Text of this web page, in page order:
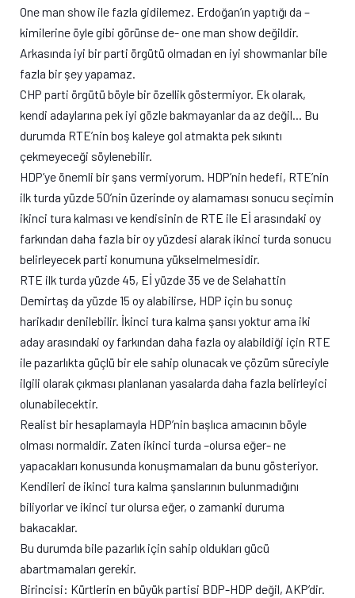
One man show ile fazla gidilemez. Erdoğan’ın yaptığı da –
kimilerine öyle gibi görünse de- one man show değildir.
Arkasında iyi bir parti örgütü olmadan en iyi showmanlar bile
fazla bir şey yapamaz.
CHP parti örgütü böyle bir özellik göstermiyor. Ek olarak,
kendi adaylarına pek iyi gözle bakmayanlar da az değil… Bu
durumda RTE’nin boş kaleye gol atmakta pek sıkıntı
çekmeyeceği söylenebilir.
HDP’ye önemli bir şans vermiyorum. HDP’nin hedefi, RTE’nin
ilk turda yüzde 50’nin üzerinde oy alamaması sonucu seçimin
ikinci tura kalması ve kendisinin de RTE ile Eİ arasındaki oy
farkından daha fazla bir oy yüzdesi alarak ikinci turda sonucu
belirleyecek parti konumuna yükselmelmesidir.
RTE ilk turda yüzde 45, Eİ yüzde 35 ve de Selahattin
Demirtaş da yüzde 15 oy alabilirse, HDP için bu sonuç
harikadır denilebilir. İkinci tura kalma şansı yoktur ama iki
aday arasındaki oy farkından daha fazla oy alabildiği için RTE
ile pazarlıkta güçlü bir ele sahip olunacak ve çözüm süreciyle
ilgili olarak çıkması planlanan yasalarda daha fazla belirleyici
olunabilecektir.
Realist bir hesaplamayla HDP’nin başlıca amacının böyle
olması normaldir. Zaten ikinci turda –olursa eğer- ne
yapacakları konusunda konuşmamaları da bunu gösteriyor.
Kendileri de ikinci tura kalma şanslarının bulunmadığını
biliyorlar ve ikinci tur olursa eğer, o zamanki duruma
bakacaklar.
Bu durumda bile pazarlık için sahip oldukları gücü
abartmamaları gerekir.
Birincisi: Kürtlerin en büyük partisi BDP-HDP değil, AKP’dir.